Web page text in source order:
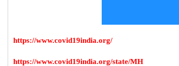
https://www.covid19india.org/
https://www.covid19india.org/state/MH